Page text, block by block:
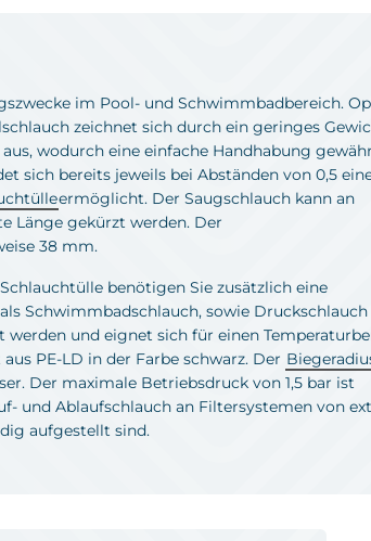
im Pool- und Schwimmbadbereich.
zeichnet sich durch ein geringes
wodurch eine einfache Handhabung
sich bereits jeweils bei Abständen von 0,5
ermöglicht. Der Saugschlauch kann an
Länge gekürzt werden. Der
38 mm.
benötigen Sie zusätzlich eine
Schwimmbadschlauch, sowie
werden und eignet sich für einen
PE-LD in der Farbe schwarz. Der
Der maximale Betriebsdruck von 1,5 bar ist
und Ablaufschlauch an Filtersystemen von
aufgestellt sind.